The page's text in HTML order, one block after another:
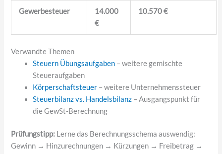
Gewerbesteuer
14.000
€
10.570 €
Verwandte Themen
Steuern Übungsaufgaben – weitere gemischte
Steueraufgaben
Körperschaftsteuer – weitere Unternehmenssteuer
Steuerbilanz vs. Handelsbilanz – Ausgangspunkt für
die GewSt-Berechnung
Prüfungstipp: Lerne das Berechnungsschema auswendig:
Gewinn → Hinzurechnungen → Kürzungen → Freibetrag →